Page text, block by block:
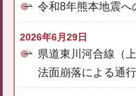
令和8年熊本地震へ
2026年6月29日
県道東川河合線（
法面崩落による通